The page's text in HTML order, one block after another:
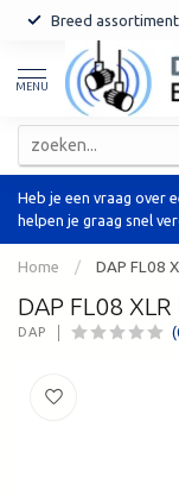
Breed
MENU
Heb je een vraag over
helpen je graag snel
Home / DAP FL08
DAP FL08
DAP